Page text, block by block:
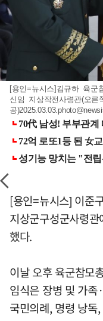
[용인=뉴시스]김규하 육군
신임 지상작전사령관(오른
공)
[용인=뉴시스] 이준
지상군구성군사령
했다.
이날 오후 육군참모
임식은 장병 및 가족
국민의례, 명령 낭독